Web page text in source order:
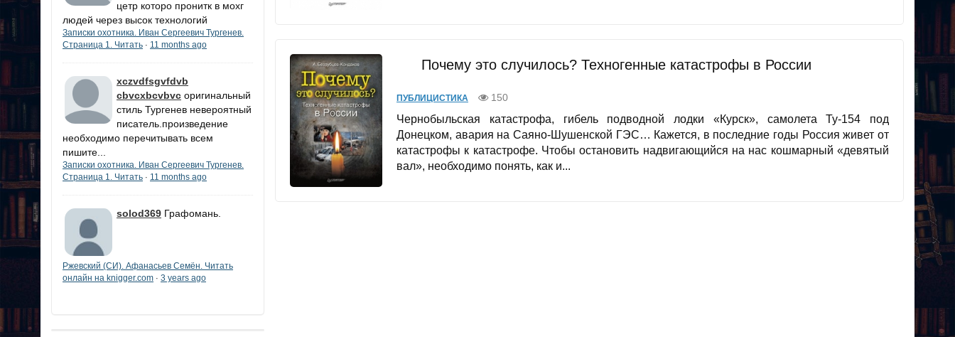
цетр которо пронитк в мохг
людей через высок технологий
Записки охотника. Иван Сергеевич Тургенев.
Страница 1. Читать · 11 months ago
xczvdfsgvfdvb
cbvcxbcvbvc оригинальный
стиль Тургенев невероятный
писатель.произведение
необходимо перечитывать всем
пишите...
Записки охотника. Иван Сергеевич Тургенев.
Страница 1. Читать · 11 months ago
solod369 Графомань.
Ржевский (СИ). Афанасьев Семён. Читать
онлайн на knigger.com · 3 years ago
Почему это случилось? Техногенные катастрофы в России
ПУБЛИЦИСТИКА 150
Чернобыльская катастрофа, гибель подводной лодки «Курск», самолета Ту-154 под
Донецком, авария на Саяно-Шушенской ГЭС… Кажется, в последние годы Россия живет от
катастрофы к катастрофе. Чтобы остановить надвигающийся на нас кошмарный «девятый
вал», необходимо понять, как и...